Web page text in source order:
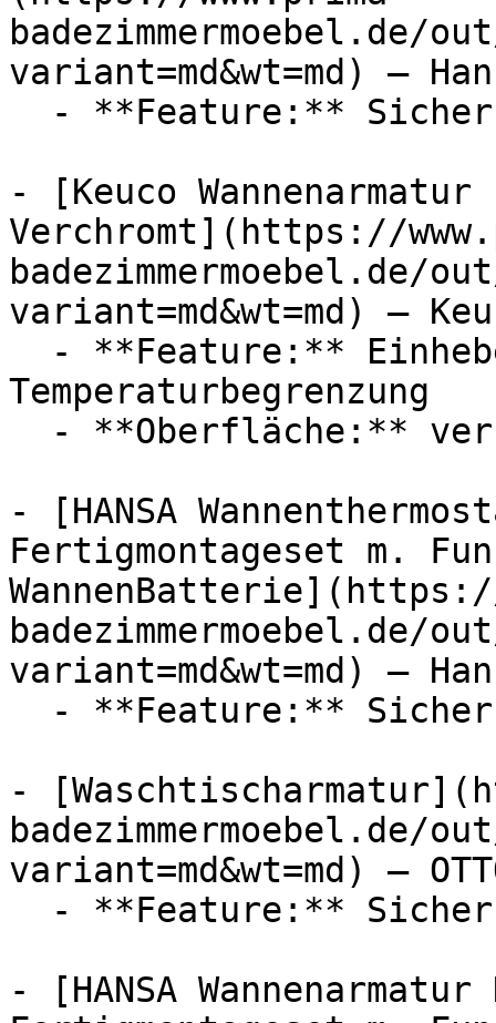
badezimmermoebel.de/
variant=md&wt=md) —
- [Keuco
Verchromt](https://
badezimmermoebel.de/
variant=md&wt=md) —
Temperaturbegrenzung
- [HANSA
Fertigmontageset m.
badezimmermoebel.de/
variant=md&wt=md) —
-
badezimmermoebel.de/
variant=md&wt=md) —
- [HANSA